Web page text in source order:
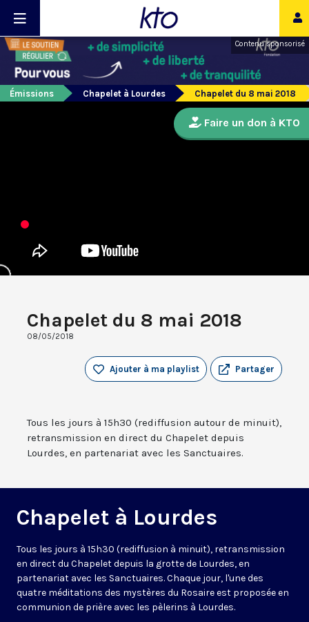
Contenu sponsorisé
Émissions Chapelet à Lourdes Chapelet du 8 mai 2018
Chapelet du 8 mai 2018
08/05/2018
Partager
Ajouter à ma playlist
Tous les jours à 15h30 (rediffusion autour de minuit),
retransmission en direct du Chapelet depuis
Lourdes, en partenariat avec les Sanctuaires.
Chapelet à Lourdes
Tous les jours à 15h30 (rediffusion à minuit), retransmission
en direct du Chapelet depuis la grotte de Lourdes, en
partenariat avec les Sanctuaires. Chaque jour, l'une des
quatre méditations des mystères du Rosaire est proposée en
communion de prière avec les pèlerins à Lourdes.
Faire un don à KTO